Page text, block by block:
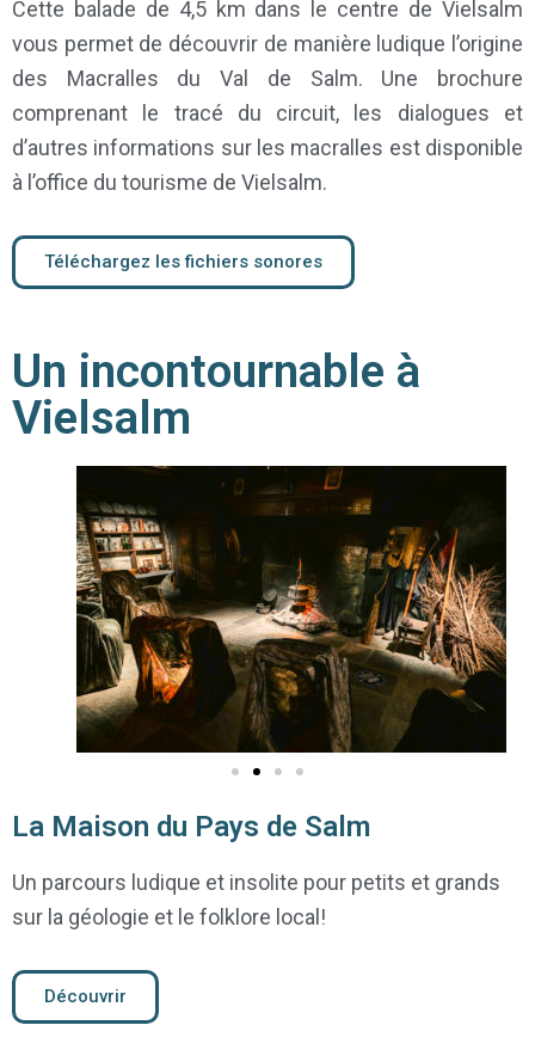
TOURISME DE
VIELSALM
Cette balade de 4,5 km dans le centre de Vielsalm
vous permet de découvrir de manière ludique l’origine
des Macralles du Val de Salm. Une brochure
comprenant le tracé du circuit, les dialogues et
d’autres informations sur les macralles est disponible
à l’office du tourisme de Vielsalm.
Téléchargez les fichiers sonores
Un incontournable à
Vielsalm
La Maison du Pays de Salm
Un parcours ludique et insolite pour petits et grands
sur la géologie et le folklore local!
Découvrir